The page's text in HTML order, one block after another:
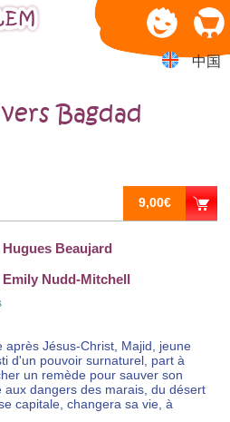
to navigation
中国
Bagdad
9,00€
Hugues Beaujard
Emily Nudd-Mitchell
après Jésus-Christ, Majid, jeune
d'un pouvoir surnaturel, part à
un remède pour sauver son
aux dangers des marais, du désert
capitale, changera sa vie, à